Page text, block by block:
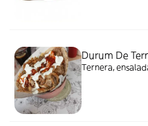
Durum De
Ternera,